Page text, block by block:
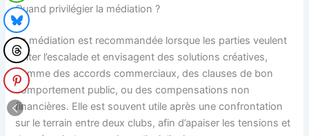
Quand privilégier la médiation ?
La médiation est recommandée lorsque les parties veulent
éviter l’escalade et envisagent des solutions créatives,
comme des accords commerciaux, des clauses de bon
comportement public, ou des compensations non
financières. Elle est souvent utile après une confrontation
sur le terrain entre deux clubs, afin d’apaiser les tensions et